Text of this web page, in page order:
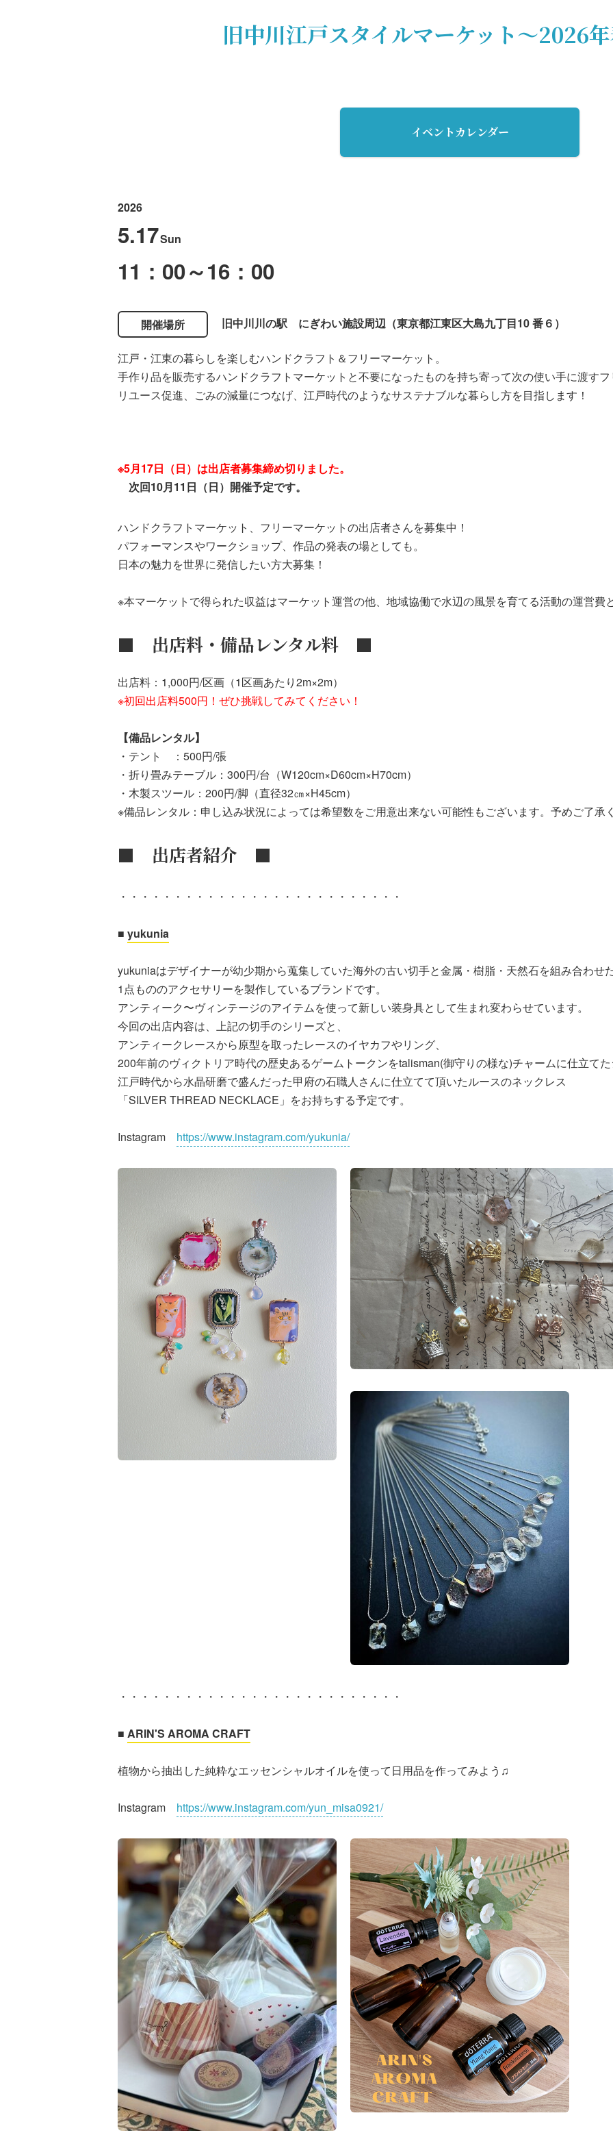
旧中川江戸スタイルマーケット～2026
イベントカレンダー
2026
5.17Sun
11：00～16：00
開催場所 旧中川川の駅 にぎわい施設周辺（東京都江東区大島九丁目10 番６）
江戸・江東の暮らしを楽しむハンドクラフト＆フリーマーケット。
手作り品を販売するハンドクラフトマーケットと不要になったものを持ち寄って次の使い手に渡すフ
リユース促進、ごみの減量につなげ、江戸時代のようなサステナブルな暮らし方を目指します！
※5月17日（日）は出店者募集締め切りました。
次回10月11日（日）開催予定です。
ハンドクラフトマーケット、フリーマーケットの出店者さんを募集中！
パフォーマンスやワークショップ、作品の発表の場としても。
日本の魅力を世界に発信したい方大募集！
※本マーケットで得られた収益はマーケット運営の他、地域協働で水辺の風景を育てる活動の運営費
■ 出店料・備品レンタル料 ■
出店料：1,000円/区画（1区画あたり2m×2m）
※初回出店料500円！ぜひ挑戦してみてください！
【備品レンタル】
・テント ：500円/張
・折り畳みテーブル：300円/台（W120cm×D60cm×H70cm）
・木製スツール：200円/脚（直径32㎝×H45cm）
※備品レンタル：申し込み状況によっては希望数をご用意出来ない可能性もございます。予めご了承
■ 出店者紹介 ■
・・・・・・・・・・・・・・・・・・・・・・・・・・
■ yukunia
yukuniaはデザイナーが幼少期から蒐集していた海外の古い切手と金属・樹脂・天然石を組み合わせ
1点もののアクセサリーを製作しているブランドです。
アンティーク〜ヴィンテージのアイテムを使って新しい装身具として生まれ変わらせています。
今回の出店内容は、上記の切手のシリーズと、
アンティークレースから原型を取ったレースのイヤカフやリング、
200年前のヴィクトリア時代の歴史あるゲームトークンをtalisman(御守りの様な)チャームに仕立てた
江戸時代から水晶研磨で盛んだった甲府の石職人さんに仕立てて頂いたルースのネックレス
「SILVER THREAD NECKLACE」をお持ちする予定です。
Instagram https://www.instagram.com/yukunia/
・・・・・・・・・・・・・・・・・・・・・・・・・・
■ ARIN'S AROMA CRAFT
植物から抽出した純粋なエッセンシャルオイルを使って日用品を作ってみよう♫
Instagram https://www.instagram.com/yun_misa0921/